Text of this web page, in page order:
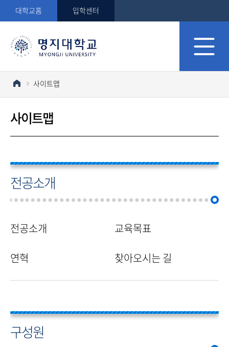
대학교홈 입학센터
사이트맵
사이트맵
전공소개
전공소개
교육목표
연혁
찾아오시는 길
구성원